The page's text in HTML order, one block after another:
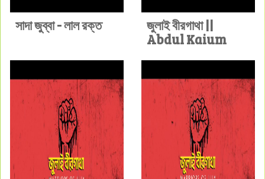
সাদা জুব্বা - লাল রক্ত
জুলাই বীরগাথা ||
Abdul Kaium